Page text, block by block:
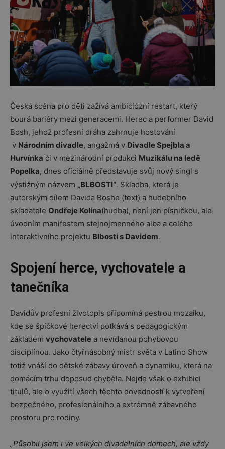
Česká scéna pro děti zažívá ambiciózní restart, který
bourá bariéry mezi generacemi. Herec a performer David
Bosh, jehož profesní dráha zahrnuje hostování
v Národním divadle, angažmá v Divadle Spejbla a
Hurvínka či v mezinárodní produkci Muzikálu na ledě
Popelka, dnes oficiálně představuje svůj nový singl s
výstižným názvem „BLBOSTI“. Skladba, která je
autorským dílem Davida Boshe (text) a hudebního
skladatele Ondřeje Kolína(hudba), není jen písničkou, ale
úvodním manifestem stejnojmenného alba a celého
interaktivního projektu Blbosti s Davidem.
Spojení herce, vychovatele a
tanečníka
Davidův profesní životopis připomíná pestrou mozaiku,
kde se špičkové herectví potkává s pedagogickým
základem vychovatele a nevídanou pohybovou
disciplínou. Jako čtyřnásobný mistr světa v Latino Show
totiž vnáší do dětské zábavy úroveň a dynamiku, která na
domácím trhu doposud chyběla. Nejde však o exhibici
titulů, ale o využití všech těchto dovedností k vytvoření
bezpečného, profesionálního a extrémně zábavného
prostoru pro rodiny.
„Působil jsem i ve velkých divadelních domech, ale vždy